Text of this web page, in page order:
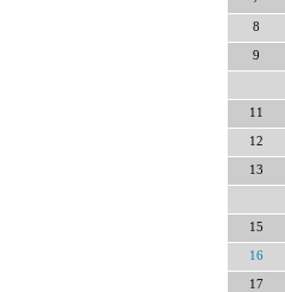
8
9
11
12
13
15
16
17